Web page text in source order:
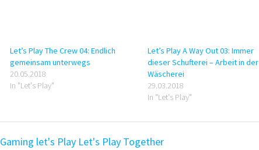
Let’s Play The Crew 04: Endlich
gemeinsam unterwegs
20.05.2018
In "Let's Play"
Let’s Play A Way Out 03: Immer
dieser Schufterei – Arbeit in der
Wäscherei
29.03.2018
In "Let's Play"
Gaming let's Play Let's Play Together